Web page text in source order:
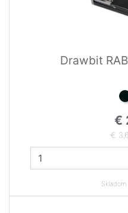
Drawbit
€
€
Skladom